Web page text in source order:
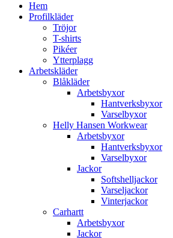
Hem
Profilkläder
Tröjor
T-shirts
Pikéer
Ytterplagg
Arbetskläder
Blåkläder
Arbetsbyxor
Hantverksbyxor
Varselbyxor
Helly Hansen Workwear
Arbetsbyxor
Hantverksbyxor
Varselbyxor
Jackor
Softshelljackor
Varseljackor
Vinterjackor
Carhartt
Arbetsbyxor
Jackor